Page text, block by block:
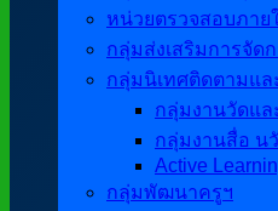
หน่วยตรวจสอบภาย
กลุ่มส่งเสริมการจัด
กลุ่มนิเทศติดตามแล
กลุ่มงานวัดแล
กลุ่มงานสื่อ น
Active
กลุ่มพัฒนาครูฯ